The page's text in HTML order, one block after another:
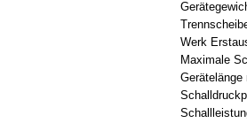
Werk
Maximale
Gerätelänge